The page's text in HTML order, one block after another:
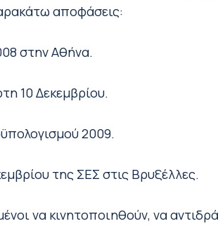
αποφάσεις:
στην Αθήνα.
10 Δεκεμβρίου.
2009.
της ΣΕΣ στις Βρυξέλλες.
να κινητοποιηθούν, να